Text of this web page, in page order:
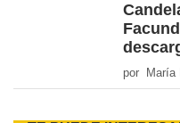
por María